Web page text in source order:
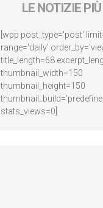
LE NOTIZIE
[wpp post_type='post'
range='daily'
title_length=68
thumbnail_width=150
thumbnail_height=150
stats_views=0]